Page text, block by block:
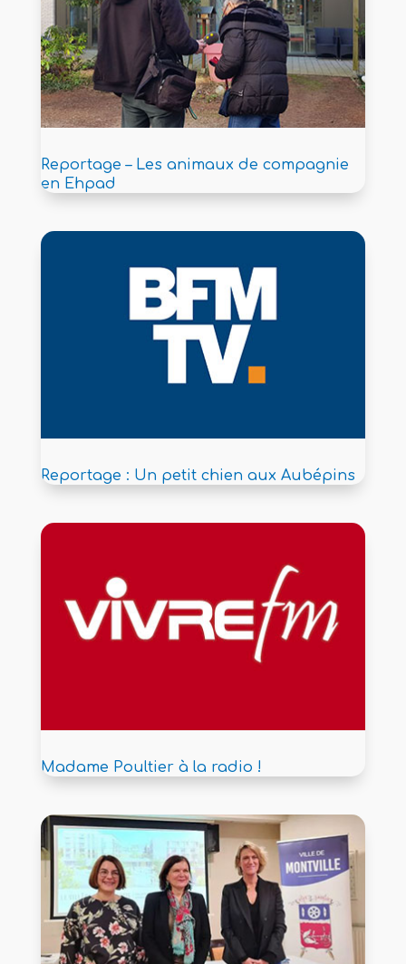
Reportage – Les animaux de compagnie
en Ehpad
Reportage : Un petit chien aux Aubépins
Madame Poultier à la radio !